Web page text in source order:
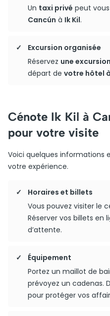
Un taxi privé peut
Cancún à Ik Kil.
Excursion organisée
Réservez une excursion
départ de votre hôtel
Cénote Ik Kil à
pour votre visite
Voici quelques informations
votre expérience.
Horaires et billets
Vous pouvez visiter le
Réserver vos billets en
d’attente.
Équipement
Portez un maillot de
prévoyez un cadenas.
pour protéger vos